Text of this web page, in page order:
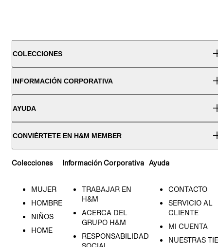
COLECCIONES
INFORMACIÓN CORPORATIVA
AYUDA
CONVIÉRTETE EN H&M MEMBER
Colecciones
MUJER
HOMBRE
NIÑOS
HOME
Información Corporativa
TRABAJAR EN
H&M
ACERCA DEL
GRUPO H&M
RESPONSABILIDAD
Ayuda
CONTACTO
SERVICIO AL
CLIENTE
MI CUENTA
NUESTRAS